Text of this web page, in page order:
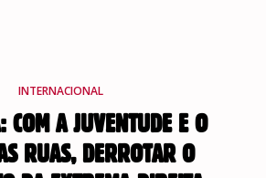
INTERNACIONAL
COM A JUVENTUDE E O
RUAS, DERROTAR O